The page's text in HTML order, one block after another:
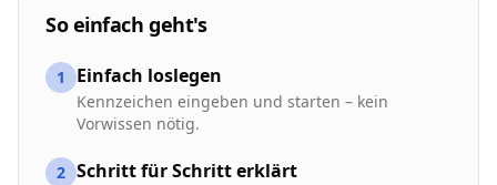
So einfach geht's
1 Einfach loslegen
Kennzeichen eingeben und starten – kein
Vorwissen nötig.
2 Schritt für Schritt erklärt